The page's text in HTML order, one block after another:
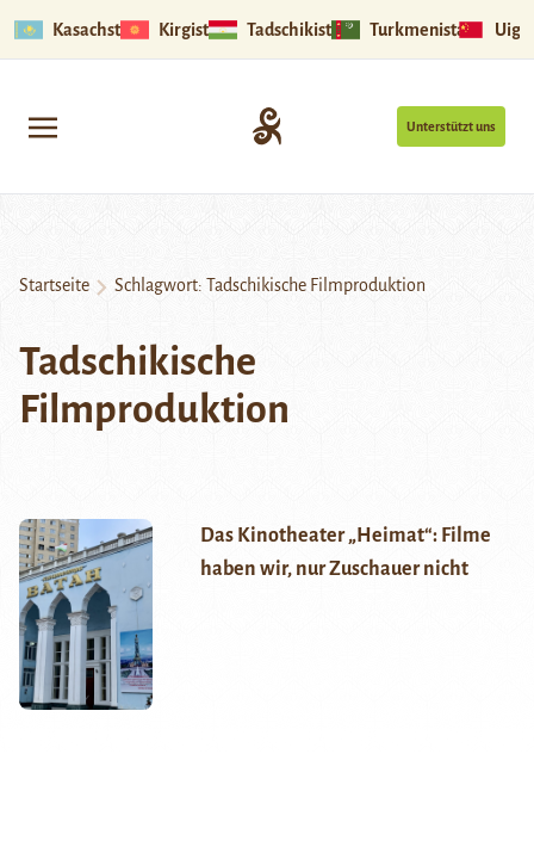
Kasachstan Kirgistan Tadschikistan Turkmenistan
Unterstützt uns
Startseite Schlagwort: Tadschikische Filmproduktion
Tadschikische
Filmproduktion
Das Kinotheater „Heimat“: Filme
haben wir, nur Zuschauer nicht